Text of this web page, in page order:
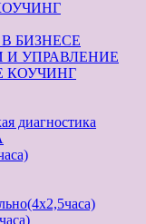
БИЗНЕСЕ
УПРАВЛЕНИЕ
КОУЧИНГ
диагностика